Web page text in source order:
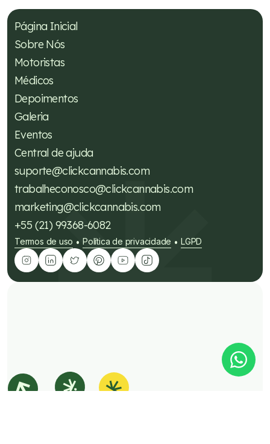
Página Inicial
Sobre Nós
Motoristas
Médicos
Depoimentos
Galeria
Eventos
Central de ajuda
suporte@clickcannabis.com
trabalheconosco@clickcannabis.com
marketing@clickcannabis.com
+55 (21) 99368-6082
Termos de uso • Política de privacidade • LGPD